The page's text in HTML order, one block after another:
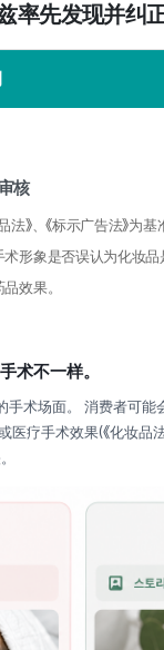
先发现并纠
核
法》、《标示广告法》为
术形象是否误认为化妆品
效果。
术不一样。
术场面。 消费者可能
疗手术效果(《化妆品